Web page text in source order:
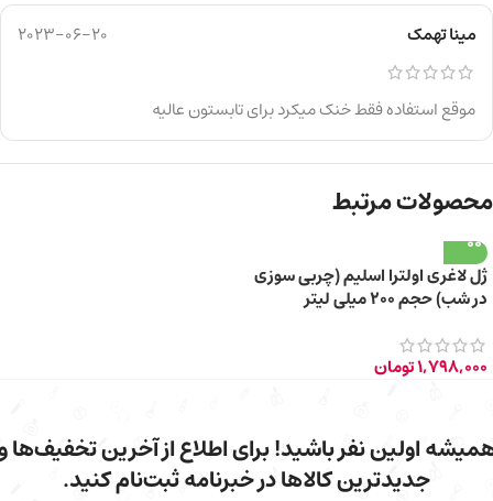
مینا تهمک 2023-06-20
موقع استفاده فقط خنک میکرد برای تابستون عالیه
محصولات مرتبط
ژل لاغری اولترا اسلیم (چربی سوزی
در شب) حجم ۲۰۰ میلی لیتر
1,798,000تومان
اولین نفر باشید! برای اطلاع از آخرین تخفیف‌ها
جدیدترین کالاها در خبرنامه ثبت‌نام کنید.